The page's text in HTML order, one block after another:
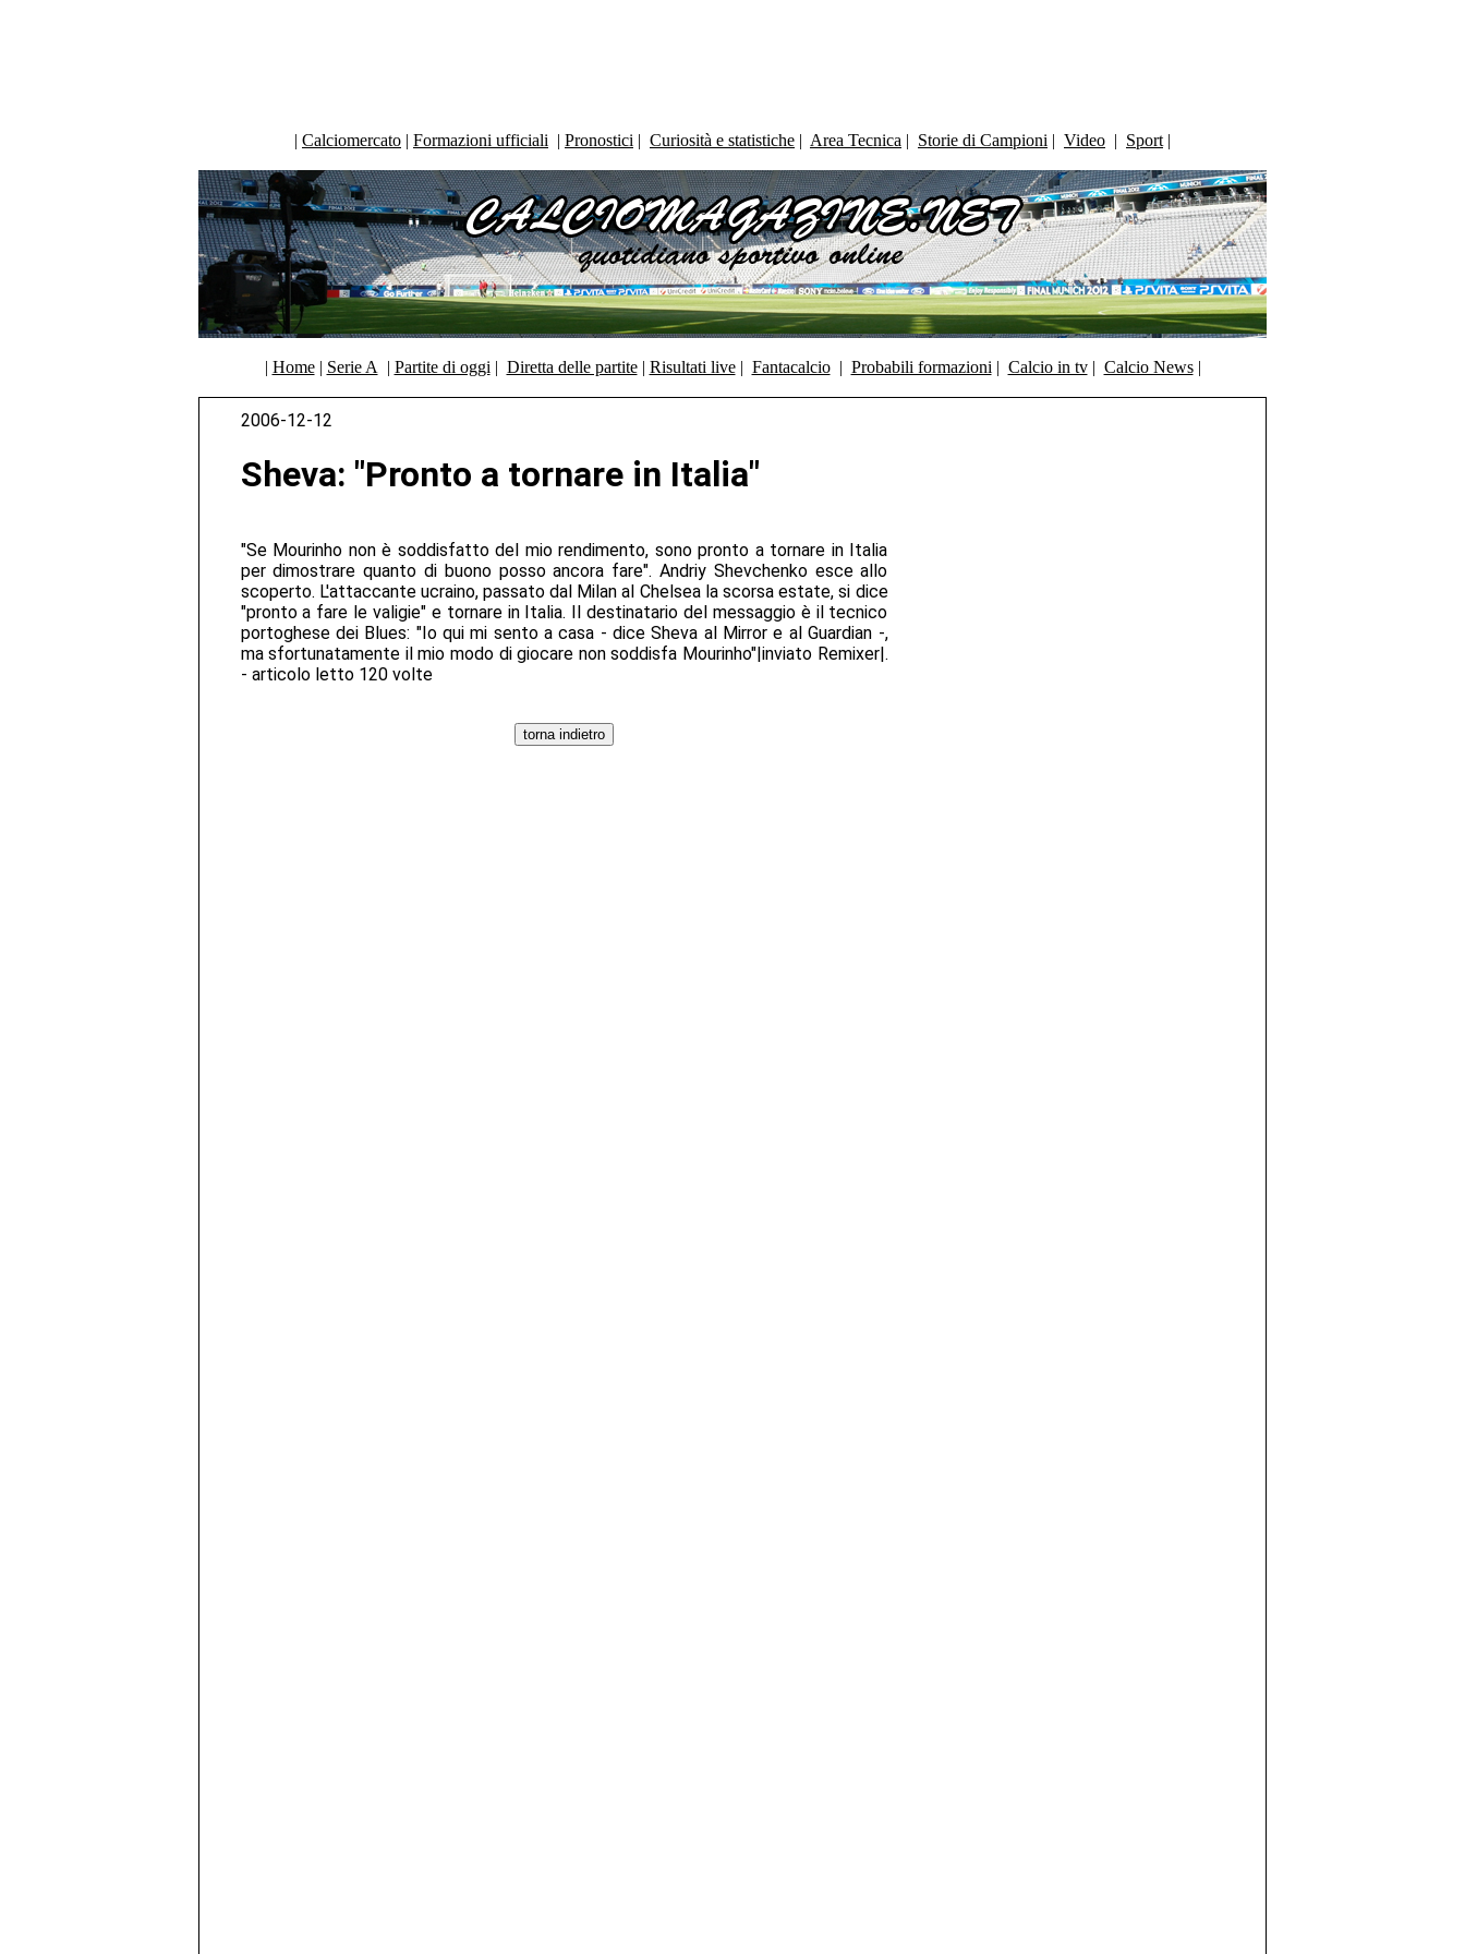
| Calciomercato | Formazioni ufficiali | Pronostici | Curiosità e statistiche | Area Tecnica | Storie di Campioni | Video | Sport |
| Home| Serie A | Partite di oggi | Diretta delle partite| Risultati live| Fantacalcio| Probabili formazioni | Calcio in tv| Calcio News|
2006-12-12
Sheva: "Pronto a tornare in Italia"
"Se Mourinho non è soddisfatto del mio rendimento, sono pronto a tornare in Italia
per dimostrare quanto di buono posso ancora fare". Andriy Shevchenko esce allo
scoperto. L'attaccante ucraino, passato dal Milan al Chelsea la scorsa estate, si dice
"pronto a fare le valigie" e tornare in Italia. Il destinatario del messaggio è il tecnico
portoghese dei Blues: "Io qui mi sento a casa - dice Sheva al Mirror e al Guardian -,
ma sfortunatamente il mio modo di giocare non soddisfa Mourinho"|inviato Remixer|.
- articolo letto 120 volte